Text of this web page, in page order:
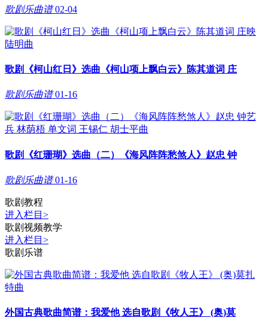
歌剧乐曲谱 02-04
歌剧《柯山红日》选曲《柯山项上飘白云》陈其道词 庄
歌剧乐曲谱 01-16
歌剧《红珊瑚》选曲（二）《海风阵阵愁煞人》赵忠 钟
歌剧乐曲谱 01-16
歌剧教程
进入栏目 >
歌剧视频教学
进入栏目 >
歌剧乐谱
外国古典歌曲简谱：我爱他 选自歌剧《牧人王》 (奥)莫